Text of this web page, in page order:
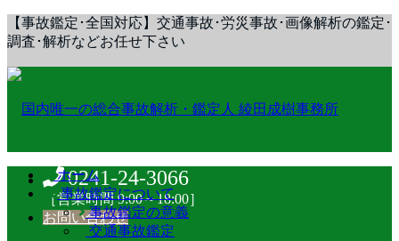
【事故鑑定･全国対応】交通事故･労災事故･画像解析の鑑定･
調査･解析などお任せ下さい
0241-24-3066
［営業時間 9:00～18:00］
お問い合わせ
ホーム
事故鑑定について
事故鑑定の意義
交通事故鑑定